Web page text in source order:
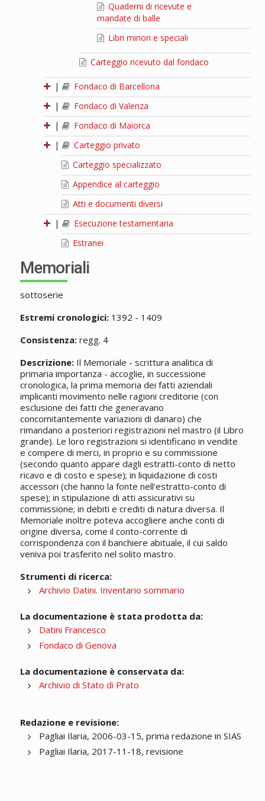
Quaderni di ricevute e
mandate di balle
Libri minori e speciali
Carteggio ricevuto dal fondaco
|
Fondaco di Barcellona
|
Fondaco di Valenza
|
Fondaco di Maiorca
|
Carteggio privato
Carteggio specializzato
Appendice al carteggio
Atti e documenti diversi
|
Esecuzione testamentaria
Estranei
Memoriali
sottoserie
Estremi cronologici:1392 - 1409
Consistenza:regg. 4
Descrizione:Il Memoriale - scrittura analitica di
primaria importanza - accoglie, in successione
cronologica, la prima memoria dei fatti aziendali
implicanti movimento nelle ragioni creditorie (con
esclusione dei fatti che generavano
concomitantemente variazioni di danaro) che
rimandano a posteriori registrazioni nel mastro (il Libro
grande). Le loro registrazioni si identificano in vendite
e compere di merci, in proprio e su commissione
(secondo quanto appare dagli estratti-conto di netto
ricavo e di costo e spese); in liquidazione di costi
accessori (che hanno la fonte nell'estratto-conto di
spese); in stipulazione di atti assicurativi su
commissione; in debiti e crediti di natura diversa. Il
Memoriale inoltre poteva accogliere anche conti di
origine diversa, come il conto-corrente di
corrispondenza con il banchiere abituale, il cui saldo
veniva poi trasferito nel solito mastro.
Strumenti di ricerca:
Archivio Datini. Inventario sommario
La documentazione è stata prodotta da:
Datini Francesco
Fondaco di Genova
La documentazione è conservata da:
Archivio di Stato di Prato
Redazione e revisione:
Pagliai Ilaria, 2006-03-15, prima redazione in SIAS
Pagliai Ilaria, 2017-11-18, revisione